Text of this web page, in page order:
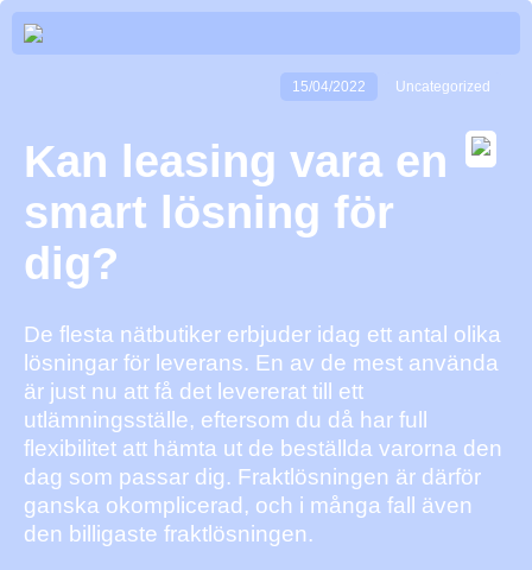
15/04/2022 Uncategorized
Kan leasing vara en
smart lösning för
dig?
De flesta nätbutiker erbjuder idag ett antal olika
lösningar för leverans. En av de mest använda
är just nu att få det levererat till ett
utlämningsställe, eftersom du då har full
flexibilitet att hämta ut de beställda varorna den
dag som passar dig. Fraktlösningen är därför
ganska okomplicerad, och i många fall även
den billigaste fraktlösningen.